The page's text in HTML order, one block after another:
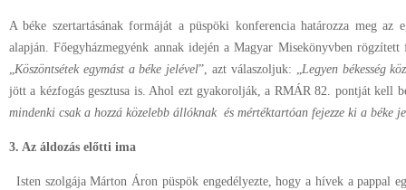
A béke szertartásának formáját a püspöki konferencia határozza meg az
alapján. Főegyházmegyénk annak idején a Magyar Misekönyvben
„Köszöntsétek egymást a béke jelével”, azt válaszoljuk: „Legyen békesség
jött a kézfogás gesztusa is. Ahol ezt gyakorolják, a RMÁR 82. pontját kell
mindenki csak a hozzá közelebb állóknak és mértéktartóan fejezze ki a béke
3. Az áldozás előtti ima
Isten szolgája Márton Áron püspök engedélyezte, hogy a hívek a pappal